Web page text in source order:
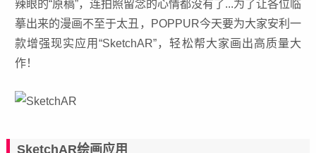
辣眼的“原稿”，连拍照留念的心情都没有了...为了让各位临
摹出来的漫画不至于太丑，POPPUR今天要为大家安利一
款增强现实应用“SketchAR”，轻松帮大家画出高质量大
作！
SketchAR绘画应用